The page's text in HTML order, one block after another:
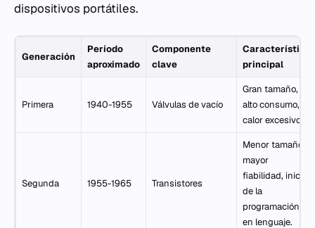
dispositivos portátiles.
Generación
Período
aproximado
Componente
clave
Característica
principal
Primera 1940-1955 Válvulas de vacío
Gran tamaño,
alto consumo,
calor excesivo.
Segunda 1955-1965 Transistores
Menor tamaño,
mayor
fiabilidad, inicio
de la
programación
en lenguaje.